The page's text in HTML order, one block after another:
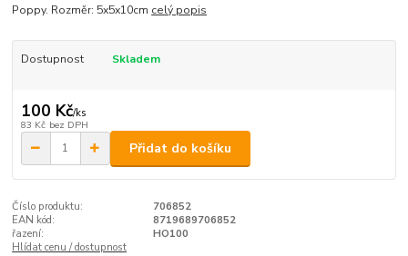
Poppy. Rozměr: 5x5x10cm celý popis
Dostupnost Skladem
100 Kč/ks
83 Kč bez DPH
Přidat do košíku
Číslo produktu:
706852
EAN kód:
8719689706852
řazení:
HO100
Hlídat cenu / dostupnost